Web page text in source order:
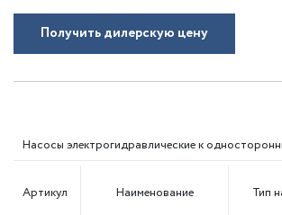
Получить дилерскую цену
Насосы электрогидравлические к
Артикул Наименование Тип